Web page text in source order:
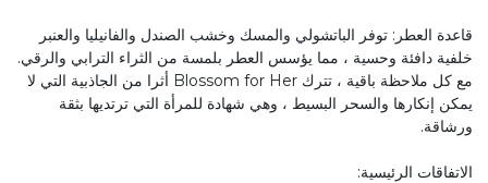
قاعدة العطر: توفر الباتشولي والمسك وخشب الصندل والفانيليا والعنبر
خلفية دافئة وحسية ، مما يؤسس العطر بلمسة من الثراء الترابي والرقي.
مع كل ملاحظة باقية ، تترك Blossom for Her أثرا من الجاذبية التي لا
يمكن إنكارها والسحر البسيط ، وهي شهادة للمرأة التي ترتديها بثقة
ورشاقة.
الاتفاقات الرئيسية: